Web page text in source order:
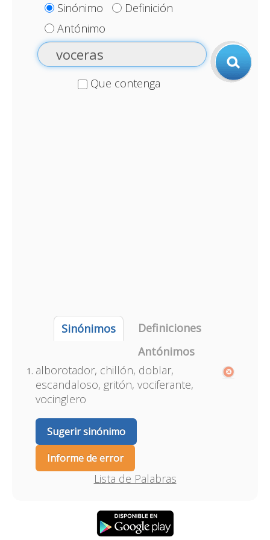
Sinónimo
Definición
Antónimo
Que contenga
Sinónimos
Definiciones
Antónimos
alborotador, chillón, doblar,
escandaloso, gritón, vociferante,
vocinglero
Sugerir sinónimo
Informe de error
Lista de Palabras